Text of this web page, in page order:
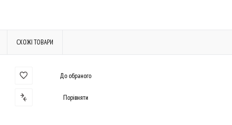
СХОЖІ ТОВАРИ
До обраного
Порівняти